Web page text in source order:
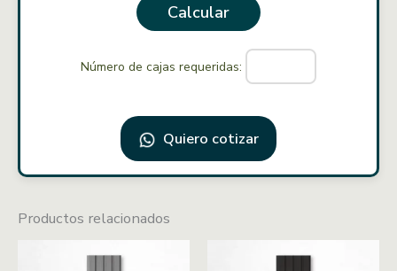
Calcular
Número de cajas requeridas:
Quiero cotizar
Productos relacionados